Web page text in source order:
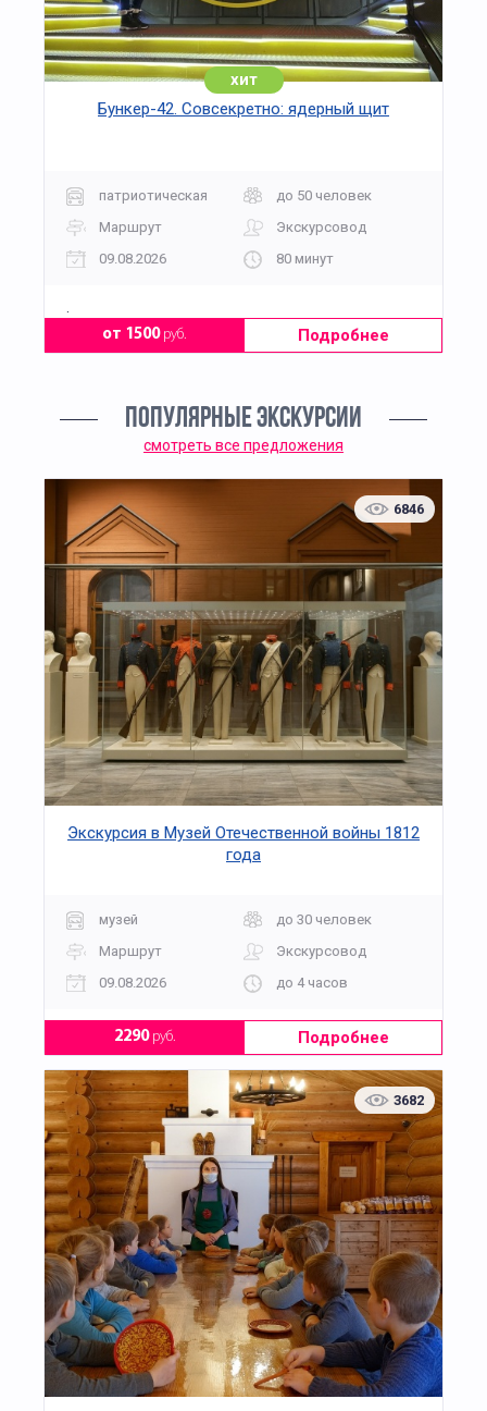
хит
Бункер-42. Совсекретно: ядерный щит
патриотическая
до 50 человек
Маршрут
Экскурсовод
09.08.2026
80 минут
.
от 1500руб. Подробнее
ПОПУЛЯРНЫЕ ЭКСКУРСИИ
смотреть все предложения
6846
Экскурсия в Музей Отечественной войны 1812
года
музей
до 30 человек
Маршрут
Экскурсовод
09.08.2026
до 4 часов
2290руб. Подробнее
3682